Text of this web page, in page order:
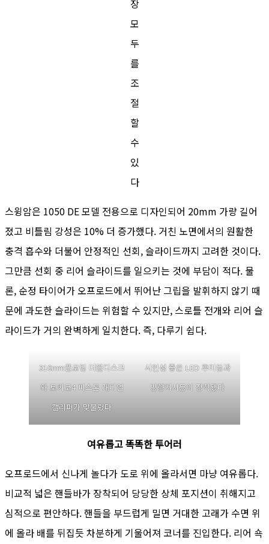
장
모
두
를
조
절
할
수
있
다
스윙암은 1050 DE 모델 전용으로 디자인되어 20mm 가량 길어
졌고 비틀림 강성은 10% 더 증가했다. 거친 노면에서의 원활한
충격 흡수와 더불어 안정적인 선회, 슬라이드까지 고려한 것이다.
그만큼 선회 중 리어 슬라이드를 일으키는 것에 부담이 적다. 물
론, 순정 타이어가 오프로드에서 뛰어난 그립을 발휘하지 않기 때
문에 과도한 슬라이드는 위험할 수 있지만, 스로틀 전개와 리어 슬
라이드가 거의 완벽하게 일치한다. 즉, 다루기 쉽다.
310mm플로팅 더블디스크
와 토키코4 피스톤 래디얼
캘리퍼가 맞물렸다
시인성 좋은 LED 후미등과
방향지시등이 장착됐다
여유롭고 똑똑한 투어러
오프로드에서 신나게 놀다가 도로 위에 올라서면 마냥 여유롭다.
비교적 넓은 핸들바가 장착되어 당당한 상체 포지션이 취해지고
심적으로 편안하다. 핸들을 부드럽게 밀면 거대한 고래가 수면 위
에 올라 배를 뒤집듯 차분하게 기울어져 코너를 진입한다. 리어 쇽